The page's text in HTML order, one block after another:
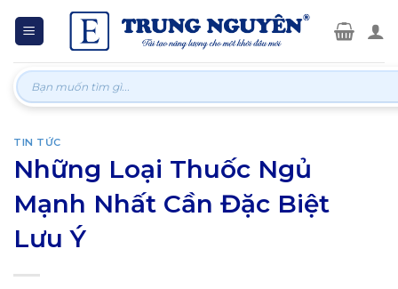
Tìm
kiếm:
TIN TỨC
Những Loại Thuốc Ngủ
Mạnh Nhất Cần Đặc Biệt
Lưu Ý